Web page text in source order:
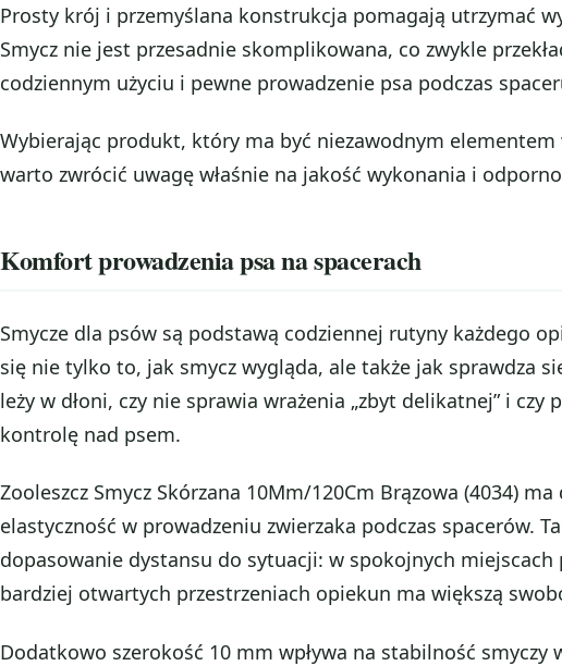
Prosty krój i przemyślana konstrukcja pomagają utrzymać
Smycz nie jest przesadnie skomplikowana, co zwykle
codziennym użyciu i pewne prowadzenie psa podczas
Wybierając produkt, który ma być niezawodnym elementem
warto zwrócić uwagę właśnie na jakość wykonania i
Komfort prowadzenia psa na spacerach
Smycze dla psów są podstawą codziennej rutyny każdego
się nie tylko to, jak smycz wygląda, ale także jak sprawdza
leży w dłoni, czy nie sprawia wrażenia „zbyt delikatnej” i czy
kontrolę nad psem.
Zooleszcz Smycz Skórzana 10Mm/120Cm Brązowa (4034)
elastyczność w prowadzeniu zwierzaka podczas spacerów.
dopasowanie dystansu do sytuacji: w spokojnych miejscach
bardziej otwartych przestrzeniach opiekun ma większą
Dodatkowo szerokość 10 mm wpływa na stabilność smyczy